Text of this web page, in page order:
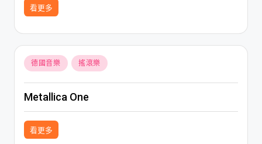
看更多
Posted
in
德國音樂 搖滾樂
Metallica One
看更多